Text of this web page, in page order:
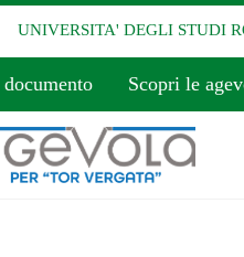
UNIVERSITA' DEGLI STUDI
Scopri le